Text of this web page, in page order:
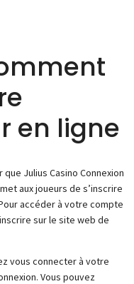
en ligne
Julius Casino Connexion
aux joueurs de s’inscrire
accéder à votre compte
sur le site web de
vous connecter à votre
Vous pouvez